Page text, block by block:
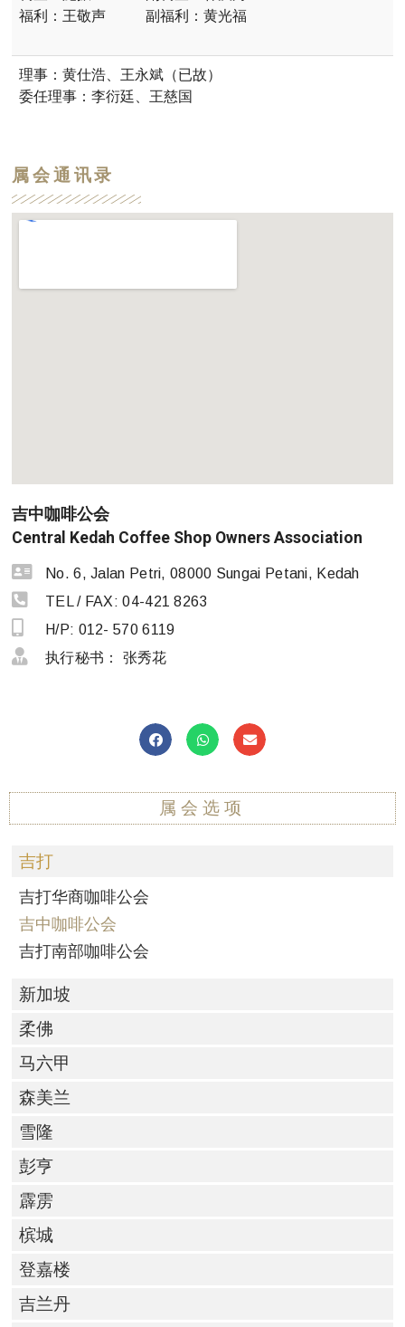
福利：王敬声
副福利：黄光福
理事：黄仕浩、王永斌（已故）
委任理事：李衍廷、王慈国
属会通讯录
吉中咖啡公会
Central Kedah Coffee Shop Owners Association
No. 6, Jalan Petri, 08000 Sungai Petani, Kedah
TEL / FAX: 04-421 8263
H/P: 012- 570 6119
执行秘书： 张秀花
属会选项
吉打
吉打华商咖啡公会
吉中咖啡公会
吉打南部咖啡公会
新加坡
柔佛
马六甲
森美兰
雪隆
彭亨
霹雳
槟城
登嘉楼
吉兰丹